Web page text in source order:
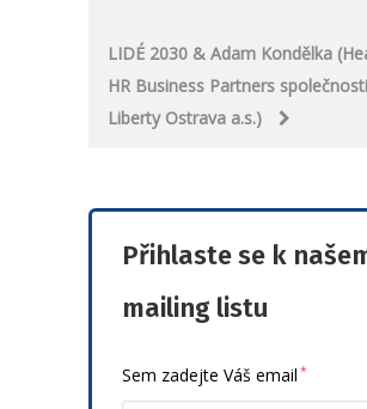
LIDÉ 2030 & Adam Kondělka
HR Business Partners společnosti
Liberty Ostrava a.s.)
Přihlaste se k
mailing listu
Sem zadejte Váš email *